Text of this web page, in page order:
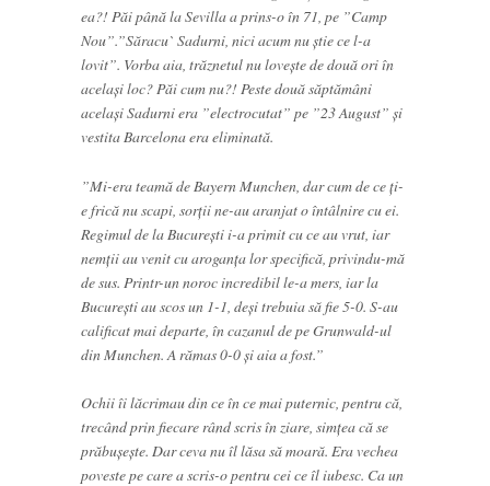
ea?! Păi până la Sevilla a prins-o în 71, pe ”Camp
Nou”.”Săracu` Sadurni, nici acum nu știe ce l-a
lovit”. Vorba aia, trăznetul nu lovește de două ori în
același loc? Păi cum nu?! Peste două săptămâni
același Sadurni era ”electrocutat” pe ”23 August” și
vestita Barcelona era eliminată.
”Mi-era teamă de Bayern Munchen, dar cum de ce ți-
e frică nu scapi, sorții ne-au aranjat o întâlnire cu ei.
Regimul de la București i-a primit cu ce au vrut, iar
nemții au venit cu aroganța lor specifică, privindu-mă
de sus. Printr-un noroc incredibil le-a mers, iar la
București au scos un 1-1, deși trebuia să fie 5-0. S-au
calificat mai departe, în cazanul de pe Grunwald-ul
din Munchen. A rămas 0-0 și aia a fost.”
Ochii îi lăcrimau din ce în ce mai puternic, pentru că,
trecând prin fiecare rând scris în ziare, simțea că se
prăbușește. Dar ceva nu îl lăsa să moară. Era vechea
poveste pe care a scris-o pentru cei ce îl iubesc. Ca un